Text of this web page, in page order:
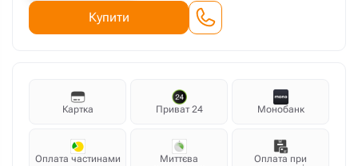
Купити
Картка Приват 24 Монобанк
Оплата частинами
Миттєва
Оплата при